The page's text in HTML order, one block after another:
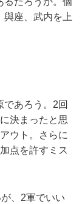
與座、武内を上
であろう。2回
決まったと思
ウト。さらに
点を許すミス
、2軍でいい